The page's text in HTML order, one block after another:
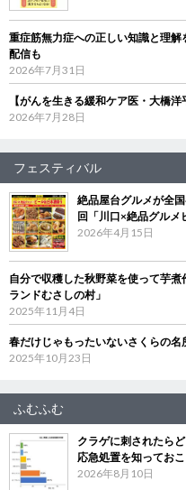
重症筋無力症への正しい知識と理
配信も
2026年7月31日
【がんを生きる緩和ケア医・大橋
2026年7月28日
フェスティバル
絶品屋台グルメが全
回「川口×絶品グルメ
2026年4月15日
自分で収穫した秋野菜を使って芋
ランドむさしの村」
2025年11月4日
春だけじゃもったいないさくらの
2025年10月23日
ふむふむ
クラゲに刺されたら
応急処置を知っておこ
2026年8月10日